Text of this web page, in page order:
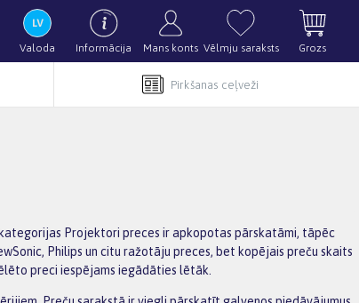
Valoda Informācija Mans konts Vēlmju saraksts Grozs
Pirkšanas ceļveži
Projektori preces ir apkopotas pārskatāmi, tāpēc
Philips un citu ražotāju preces, bet kopējais preču skaits
preci iespējams iegādāties lētāk.